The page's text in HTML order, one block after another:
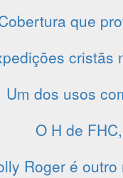
que
cristãs
Um dos usos
O H de
Roger é